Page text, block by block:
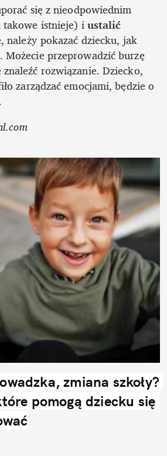
się z nieodpowiednim
takowe istnieje) i ustalić
należy pokazać dziecku, jak
przeprowadzić burzę
rozwiązanie. Dziecko,
zarządzać emocjami, będzie o
zmiana szkoły?
pomogą dziecku się